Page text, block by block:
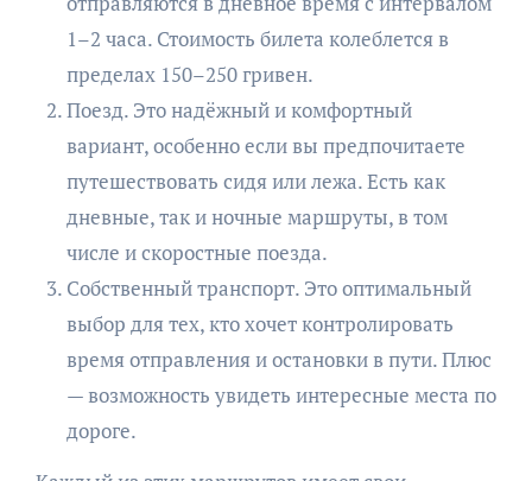
1–2 часа. Стоимость билета колеблется в
пределах 150–250 гривен.
Поезд. Это надёжный и комфортный
вариант, особенно если вы предпочитаете
путешествовать сидя или лежа. Есть как
дневные, так и ночные маршруты, в том
числе и скоростные поезда.
Собственный транспорт. Это оптимальный
выбор для тех, кто хочет контролировать
время отправления и остановки в пути. Плюс
— возможность увидеть интересные места по
дороге.